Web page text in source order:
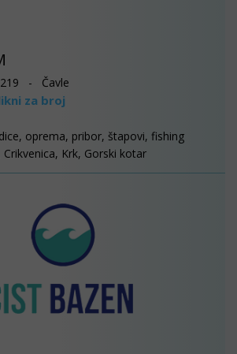
- Čavle
za broj
oprema, pribor, štapovi, fishing
Krk, Gorski kotar